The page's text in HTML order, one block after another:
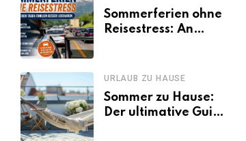
Besonderheiten
Sommerferien ohne
Reisestress: An
losfahren
URLAUB ZU HAUSE
Sommer zu Hause:
Der ultimative Guide